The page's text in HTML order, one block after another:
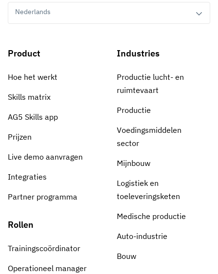
Nederlands
Product
Hoe het werkt
Skills matrix
AG5 Skills app
Prijzen
Live demo aanvragen
Integraties
Partner programma
Rollen
Trainingscoördinator
Operationeel manager
Industries
Productie lucht- en
ruimtevaart
Productie
Voedingsmiddelen
sector
Mijnbouw
Logistiek en
toeleveringsketen
Medische productie
Auto-industrie
Bouw